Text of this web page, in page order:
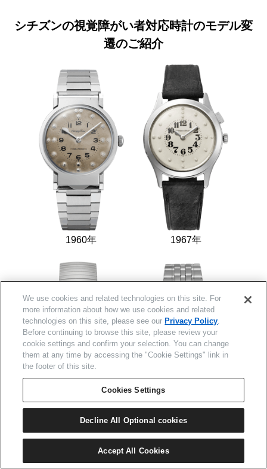
シチズンの視覚障がい者対応時計のモデル変
遷のご紹介
1960年 1967年
1986年 2014年
We use cookies and related technologies on this site. For
more information about how we use cookies and related
technologies on this site, please see our Privacy Policy.
Before continuing to browse this site, please review your
cookie settings and confirm your selection. You can change
them at any time by accessing the "Cookie Settings" link in
the footer of this site.
Cookies Settings
Decline All Optional cookies
Accept All Cookies